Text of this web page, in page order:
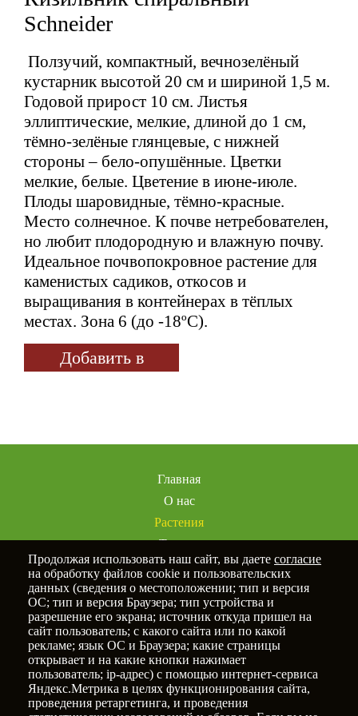
Schneider
Ползучий, компактный, вечнозелёный
кустарник высотой 20 см и шириной 1,5 м.
Годовой прирост 10 см. Листья
эллиптические, мелкие, длиной до 1 см,
тёмно-зелёные глянцевые, с нижней
стороны – бело-опушённые. Цветки
мелкие, белые. Цветение в июне-июле.
Плоды шаровидные, тёмно-красные.
Место солнечное. К почве нетребователен,
но любит плодородную и влажную почву.
Идеальное почвопокровное растение для
каменистых садиков, откосов и
выращивания в контейнерах в тёплых
местах. Зона 6 (до -18ºС).
Добавить в
Главная
О нас
Растения
Товары
Услуги
Портфолио
Статьи
Контакты
Политика конфиденциальности
Продолжая использовать наш сайт, вы даете согласие
на обработку файлов cookie и пользовательских
данных (сведения о местоположении; тип и версия
ОС; тип и версия Браузера; тип устройства и
разрешение его экрана; источник откуда пришел на
сайт пользователь; с какого сайта или по какой
рекламе; язык ОС и Браузера; какие страницы
открывает и на какие кнопки нажимает
пользователь; ip-адрес) с помощью интернет-сервиса
Яндекс.Метрика в целях функционирования сайта,
проведения ретаргетинга, и проведения